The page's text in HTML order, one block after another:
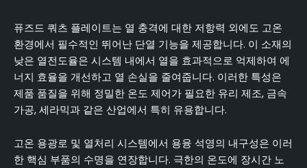
퓨즈드 쿼츠 플레이트는 열 충격에 대한 저항력 외에도 고온
환경에서 필수적인 뛰어난 단열 기능을 제공합니다. 이 소재의
낮은 열전도율은 시스템 내에서 열을 효과적으로 억제하여 에
너지 효율을 개선하고 열 손실을 줄여줍니다. 이러한 특성은
제품 품질을 위해 정밀한 온도 제어가 필요한 유리 제조, 금속
가공, 세라믹과 같은 산업에서 특히 유용합니다.
고온 용광로 및 열처리 시스템에서 용융 석영의 내구성은 이러
한 핵심 부품의 수명을 연장합니다. 극한의 온도에 장시간 노